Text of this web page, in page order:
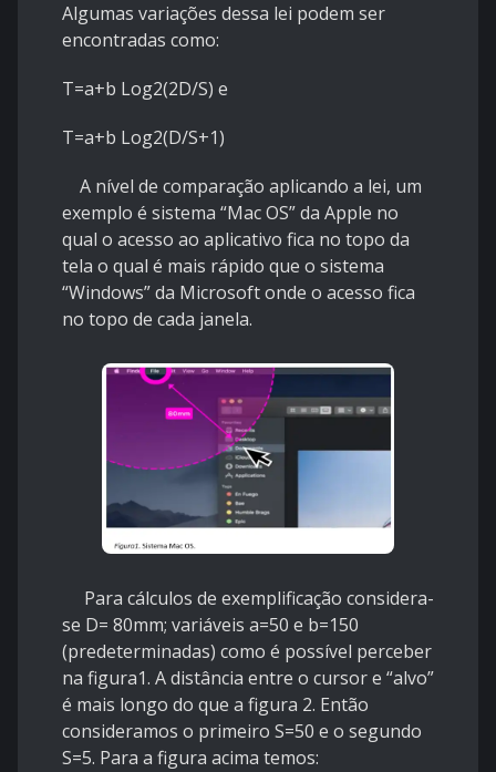
Algumas variações dessa lei podem ser
encontradas como:
T=a+b Log2(2D/S) e
T=a+b Log2(D/S+1)
A nível de comparação aplicando a lei, um
exemplo é sistema “Mac OS” da Apple no
qual o acesso ao aplicativo fica no topo da
tela o qual é mais rápido que o sistema
“Windows” da Microsoft onde o acesso fica
no topo de cada janela.
Para cálculos de exemplificação considera-
se D= 80mm; variáveis a=50 e b=150
(predeterminadas) como é possível perceber
na figura1. A distância entre o cursor e “alvo”
é mais longo do que a figura 2. Então
consideramos o primeiro S=50 e o segundo
S=5. Para a figura acima temos: